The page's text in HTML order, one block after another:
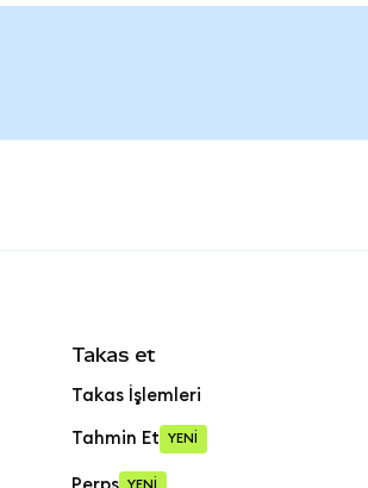
Takas et
Takas İşlemleri
Tahmin Et YENİ
YENİ